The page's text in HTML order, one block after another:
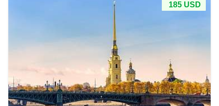
185 USD